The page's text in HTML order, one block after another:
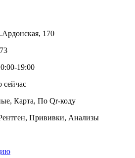
170
19:00
сейчас
Карта, По Qr-коду
Прививки, Анализы